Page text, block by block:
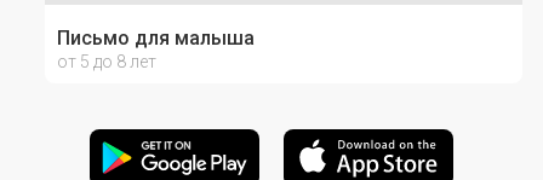
Письмо для малыша
от 5 до 8 лет